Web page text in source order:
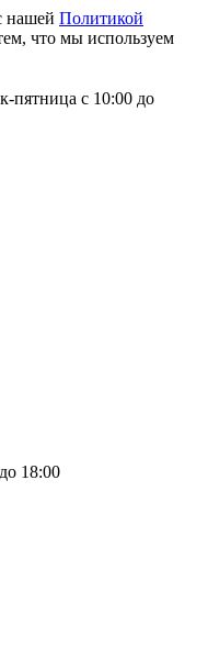
нашей Политикой
что мы используем
пятница с 10:00 до
18:00